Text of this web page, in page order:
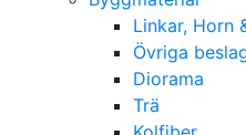
Linkar, Horn
Övriga
Diorama
Trä